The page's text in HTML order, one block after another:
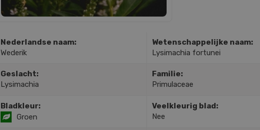
Nederlandse naam:
Wederik
Wetenschappelijke naam:
Lysimachia fortunei
Geslacht:
Lysimachia
Familie:
Primulaceae
Bladkleur:
Groen
Veelkleurig blad:
Nee